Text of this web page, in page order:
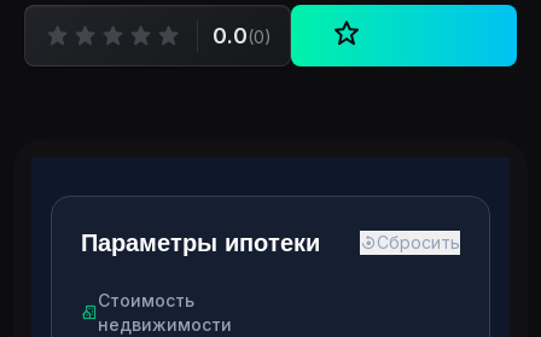
0.0(0)
Параметры ипотеки Сбросить
Стоимость
недвижимости